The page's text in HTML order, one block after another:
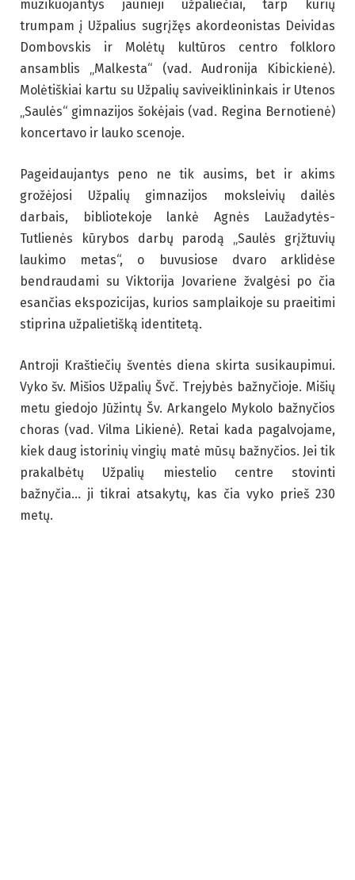
muzikuojantys jaunieji užpaliečiai, tarp kurių
trumpam į Užpalius sugrįžęs akordeonistas Deividas
Dombovskis ir Molėtų kultūros centro folkloro
ansamblis „Malkesta“ (vad. Audronija Kibickienė).
Molėtiškiai kartu su Užpalių saviveiklininkais ir Utenos
„Saulės“ gimnazijos šokėjais (vad. Regina Bernotienė)
koncertavo ir lauko scenoje.
Pageidaujantys peno ne tik ausims, bet ir akims
grožėjosi Užpalių gimnazijos moksleivių dailės
darbais, bibliotekoje lankė Agnės Laužadytės-
Tutlienės kūrybos darbų parodą „Saulės grįžtuvių
laukimo metas“, o buvusiose dvaro arklidėse
bendraudami su Viktorija Jovariene žvalgėsi po čia
esančias ekspozicijas, kurios samplaikoje su praeitimi
stiprina užpalietišką identitetą.
Antroji Kraštiečių šventės diena skirta susikaupimui.
Vyko šv. Mišios Užpalių Švč. Trejybės bažnyčioje. Mišių
metu giedojo Jūžintų Šv. Arkangelo Mykolo bažnyčios
choras (vad. Vilma Likienė). Retai kada pagalvojame,
kiek daug istorinių vingių matė mūsų bažnyčios. Jei tik
prakalbėtų Užpalių miestelio centre stovinti
bažnyčia… ji tikrai atsakytų, kas čia vyko prieš 230
metų.